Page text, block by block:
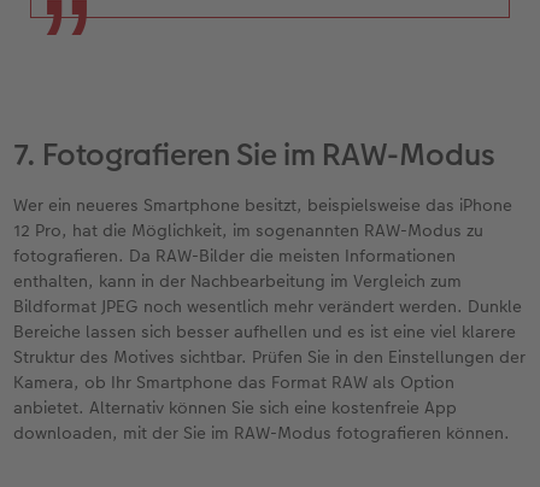
7. Fotografieren Sie im RAW-Modus
Wer ein neueres Smartphone besitzt, beispielsweise das iPhone
12 Pro, hat die Möglichkeit, im sogenannten RAW-Modus zu
fotografieren. Da RAW-Bilder die meisten Informationen
enthalten, kann in der Nachbearbeitung im Vergleich zum
Bildformat JPEG noch wesentlich mehr verändert werden. Dunkle
Bereiche lassen sich besser aufhellen und es ist eine viel klarere
Struktur des Motives sichtbar. Prüfen Sie in den Einstellungen der
Kamera, ob Ihr Smartphone das Format RAW als Option
anbietet. Alternativ können Sie sich eine kostenfreie App
downloaden, mit der Sie im RAW-Modus fotografieren können.